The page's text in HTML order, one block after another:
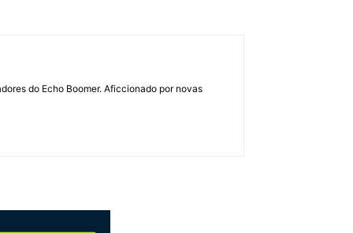
do Echo Boomer. Aficcionado por novas